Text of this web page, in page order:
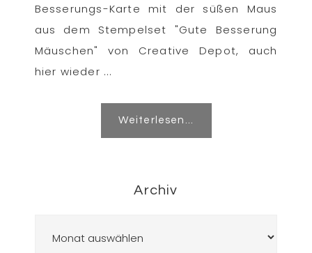
Besserungs-Karte mit der süßen Maus
aus dem Stempelset "Gute Besserung
Mäuschen" von Creative Depot, auch
hier wieder ...
Weiterlesen...
Archiv